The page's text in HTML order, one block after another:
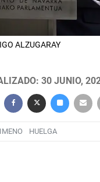
ALZUGARAY
30 JUNIO,
HUELGA